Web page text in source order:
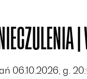
06.10.2026, g.